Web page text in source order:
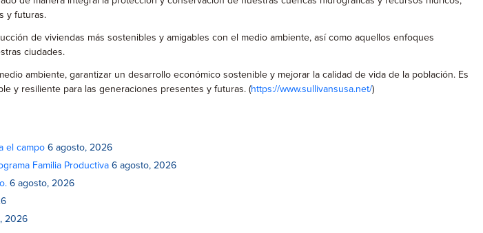
y futuras.
de viviendas más sostenibles y amigables con el medio ambiente, así como aquellos enfoques
ciudades.
ambiente, garantizar un desarrollo económico sostenible y mejorar la calidad de vida de la población. Es
y resiliente para las generaciones presentes y futuras. (https://www.sullivansusa.net/)
el campo 6 agosto, 2026
Familia Productiva 6 agosto, 2026
6 agosto, 2026
2026